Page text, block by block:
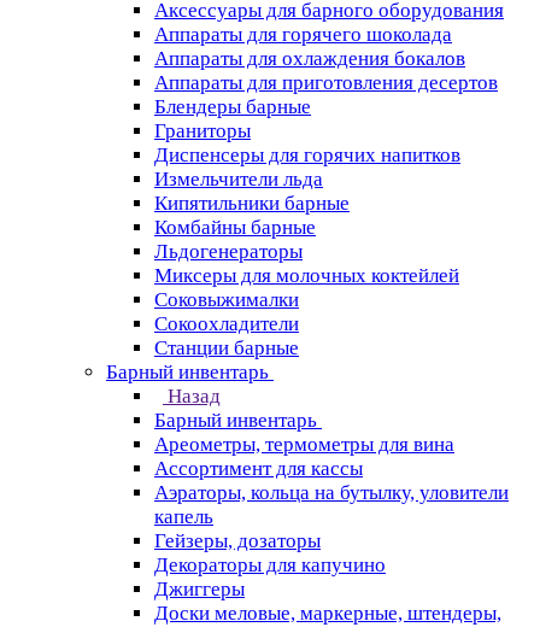
Аксессуары для барного оборудования
Аппараты для горячего шоколада
Аппараты для охлаждения бокалов
Аппараты для приготовления десертов
Блендеры барные
Граниторы
Диспенсеры для горячих напитков
Измельчители льда
Кипятильники барные
Комбайны барные
Льдогенераторы
Миксеры для молочных коктейлей
Соковыжималки
Сокоохладители
Станции барные
Барный инвентарь
Назад
Барный инвентарь
Ареометры, термометры для вина
Ассортимент для кассы
Аэраторы, кольца на бутылку, уловители
капель
Гейзеры, дозаторы
Декораторы для капучино
Джиггеры
Доски меловые, маркерные, штендеры,